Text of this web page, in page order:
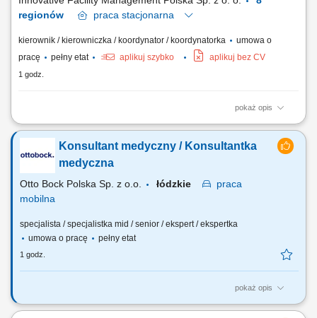
praca stacjonarna
kierownik / kierowniczka / koordynator / koordynatorka
umowa o
pracę
pełny etat aplikuj szybko aplikuj bez CV
1 godz.
pokaż opis
Zadania: Planowanie oraz terminowe realizowanie przeglądów
technicznych zgodnie z rocznym harmonogramem; Koordynowanie
pracy własnej, technika oraz podwykonawców w celu zachowania
wysokiej jakości serwisu; Wdrażanie nowoczesnych rozwiązań
rynkowych i ciągłe podnoszenie standardów...
Konsultant medyczny / Konsultantka
medyczna
Otto Bock Polska Sp. z o.o. łódzkie
praca
mobilna
specjalista / specjalistka mid / senior / ekspert / ekspertka
umowa o pracę
pełny etat
1 godz.
pokaż opis
Do Twoich obowiązków będzie należało: Promowanie produktów i